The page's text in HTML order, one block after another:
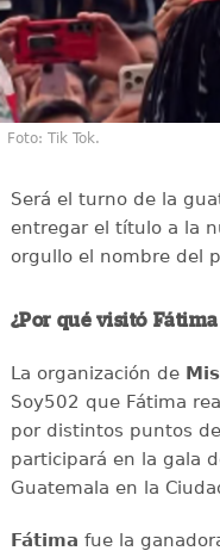
Foto: Tik Tok.
Será el turno de la
entregar el título a la
orgullo el nombre del
¿Por qué visitó
La organización de
Soy502 que Fátima
por distintos puntos
participará en la gala
Guatemala en la
Fátima fue la